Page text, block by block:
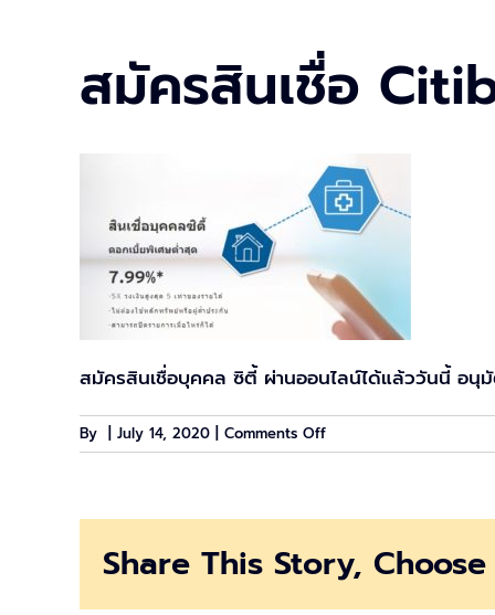
สมัครสินเชื่อ
สมัครสินเชื่อบุคคล ซิตี้ ผ่านออนไลน์ได้แล้ววันนี้ อนุ
By July 14, 2020 Comments Offon
สมัคร
Share This Story,